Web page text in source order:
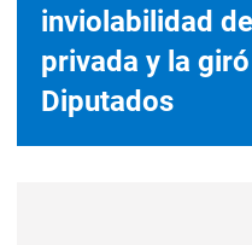
inviolabilidad
privada y la
Diputados